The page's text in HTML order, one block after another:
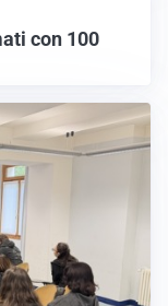
con 100